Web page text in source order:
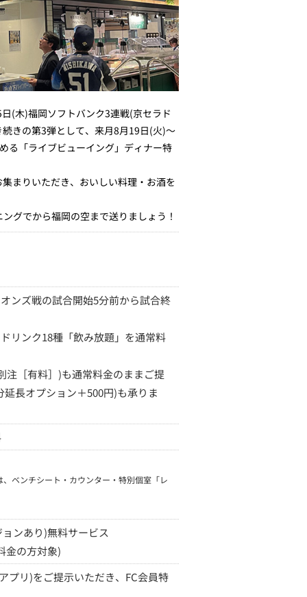
(木)福岡ソフトバンク3連戦(京セラド
きの第3弾として、来月8月19日(火)～
る「ライブビューイング」ディナー特
まりいただき、おいしい料理・お酒を
グでから福岡の空まで送りましょう！
ンズ戦の試合開始5分前から試合終
リンク18種「飲み放題」を通常料
［有料］)も通常料金のままご提
長オプション＋500円)も承りま
ベンチシート・カウンター・特別個室「レ
ンあり)無料サービス
金の方対象)
プリ)をご提示いただき、FC会員特